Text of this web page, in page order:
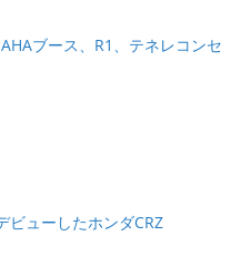
ブース、R1、テネレコンセ
ビューしたホンダCRZ